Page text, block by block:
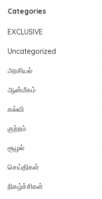
Categories
EXCLUSIVE
Uncategorized
அரசியல்
ஆன்மீகம்
கல்வி
குற்றம்
சூழல்
செய்திகள்
நிகழ்ச்சிகள்